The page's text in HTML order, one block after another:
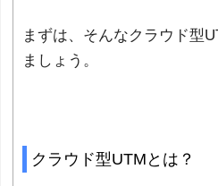
まずは、そんなクラウド型
ましょう。
クラウド型UTMとは？